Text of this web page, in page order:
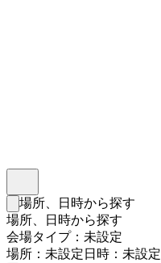
検索フォームを閉じる
場所、日時から探す
場所、日時から探す
会場タイプ：未設定
場所：未設定日時：未設定